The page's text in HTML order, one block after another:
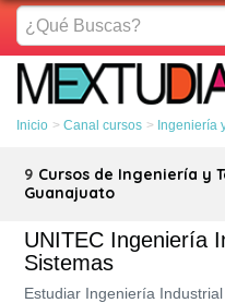
¿Qué
Buscas?
Inicio Canal cursos Ingeniería
9 Cursos de Ingeniería y
Guanajuato
UNITEC Ingeniería
Sistemas
Estudiar Ingeniería